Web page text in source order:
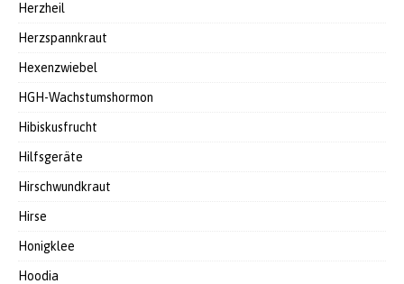
Herzheil
Herzspannkraut
Hexenzwiebel
HGH-Wachstumshormon
Hibiskusfrucht
Hilfsgeräte
Hirschwundkraut
Hirse
Honigklee
Hoodia